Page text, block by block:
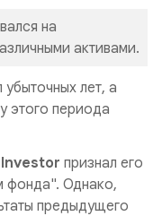
на
активами.
лет, а
этого периода
признал его
фонда". Однако,
предыдущего